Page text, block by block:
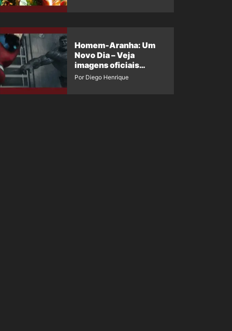
Homem-Aranha: Um
Novo Dia – Veja
imagens oficiais
descartadas do Hulk
Por Diego Henrique